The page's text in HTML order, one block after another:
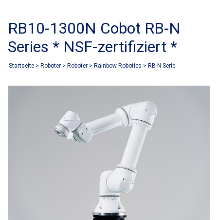
RB10-1300N Cobot RB-N
Series * NSF-zertifiziert *
Startseite > Roboter > Roboter > Rainbow Robotics > RB-N Serie